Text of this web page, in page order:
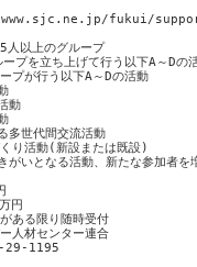
fukui/
以上のグループ
を立ち上げて行う以下A～Dの
行う以下A～Dの活動
代間交流活動
動(新設または既設)
る活動、新たな参加者を増や
の
円
る限り随時受付
人材センター連合
1195